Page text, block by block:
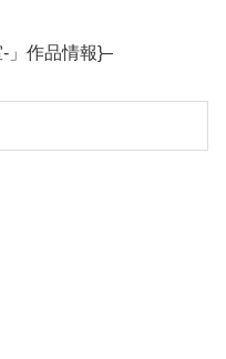
」作品情報}–